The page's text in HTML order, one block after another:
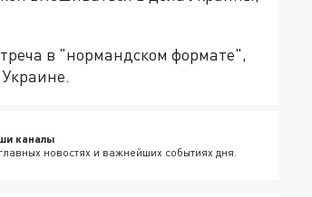
в "нормандском формате",
каналы
новостях и важнейших событиях дня.